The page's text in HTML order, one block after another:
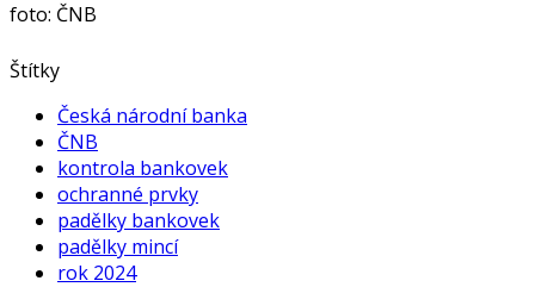
foto: ČNB
Štítky
Česká národní banka
ČNB
kontrola bankovek
ochranné prvky
padělky bankovek
padělky mincí
rok 2024